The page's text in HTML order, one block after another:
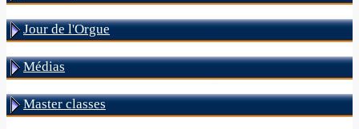
Jour de l'Orgue
Médias
Master classes